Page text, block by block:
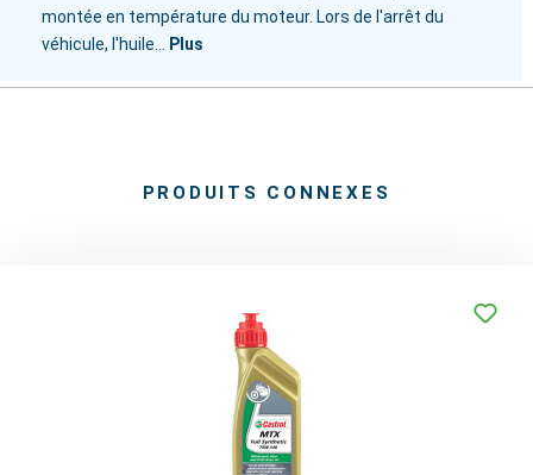
montée en température du moteur. Lors de l'arrêt du
véhicule, l'huile…
Plus
PRODUITS CONNEXES